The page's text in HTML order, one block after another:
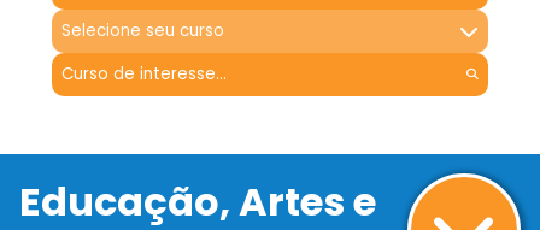
Selecione seu curso
Educação, Artes e